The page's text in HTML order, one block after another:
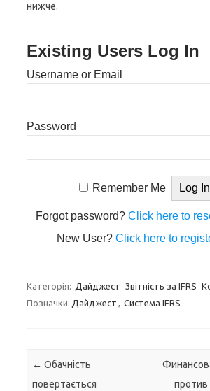
нижче.
Existing Users Log In
Username or Email
Password
Remember Me
Forgot password?Click here to
New User?Click here to
Категорія: Дайджест Звітність за IFRS
Позначки: Дайджест , Система IFRS
Навігація по запису
← Обачність
повертається
против